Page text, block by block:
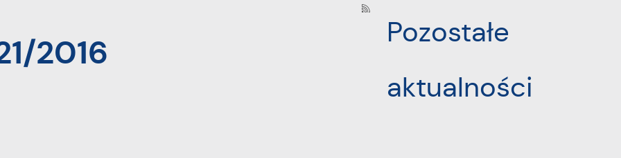
2016
Pozostałe
aktualności